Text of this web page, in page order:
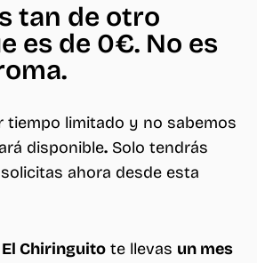
tan de otro
es de 0€. No es
tiempo limitado y no sabemos
disponible. Solo tendrás
ahora desde esta
El Chiringuito te llevas un mes